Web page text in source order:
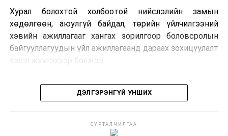
Нүүрс:
1. Тавантолгой
2. Нарийн сухайт
3. Багануур
4. Шивээ-Овоо
Хурал болохтой холбоотой нийслэлийн замын
хөдөлгөөн, аюулгүй байдал, төрийн үйлчилгээний
хэвийн ажиллагааг хангах зорилгоор боловсролын
байгууллагуудын үйл ажиллагаанд дараах зохицуулалт
хэрэгжүүлэхээр болжээ .
Цэцэрлэгийн бүртгэл
E-Mongolia системээр бүртгэнэ.
ДЭЛГЭРЭНГҮЙ УНШИХ
СУРТАЛЧИЛГАА